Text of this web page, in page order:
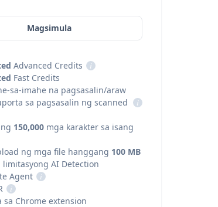
Magsimula
Advanced Credits
i
Fast Credits
sa-imahe na pagsasalin/araw
sa pagsasalin ng scanned
i
150,000 mga karakter sa isang
ng mga file hanggang 100 MB
limitasyong AI Detection
Agent
i
i
sa Chrome extension